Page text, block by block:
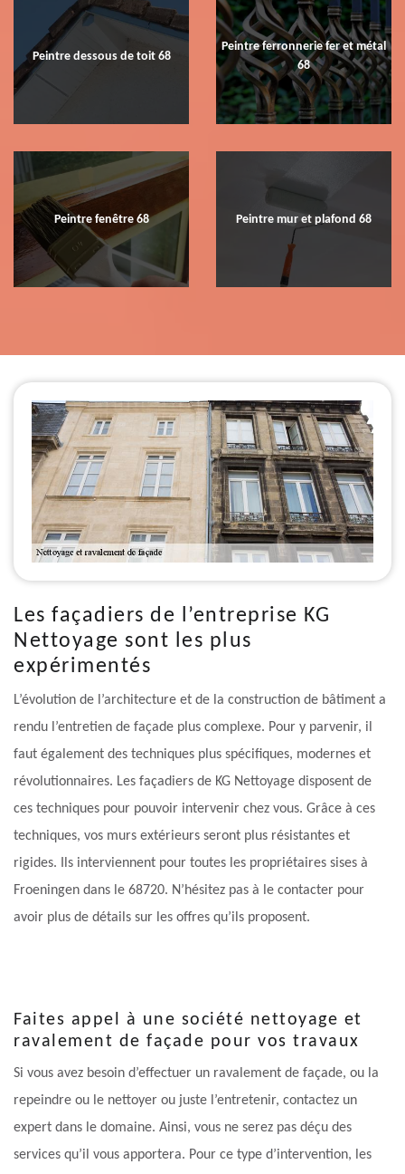
Peintre dessous de toit 68
Peintre ferronnerie fer et métal
68
Peintre fenêtre 68 Peintre mur et plafond 68
Les façadiers de l’entreprise KG
Nettoyage sont les plus
expérimentés
L’évolution de l’architecture et de la construction de bâtiment a
rendu l’entretien de façade plus complexe. Pour y parvenir, il
faut également des techniques plus spécifiques, modernes et
révolutionnaires. Les façadiers de KG Nettoyage disposent de
ces techniques pour pouvoir intervenir chez vous. Grâce à ces
techniques, vos murs extérieurs seront plus résistantes et
rigides. Ils interviennent pour toutes les propriétaires sises à
Froeningen dans le 68720. N’hésitez pas à le contacter pour
avoir plus de détails sur les offres qu’ils proposent.
Faites appel à une société nettoyage et
ravalement de façade pour vos travaux
Si vous avez besoin d’effectuer un ravalement de façade, ou la
repeindre ou le nettoyer ou juste l’entretenir, contactez un
expert dans le domaine. Ainsi, vous ne serez pas déçu des
services qu’il vous apportera. Pour ce type d’intervention, les